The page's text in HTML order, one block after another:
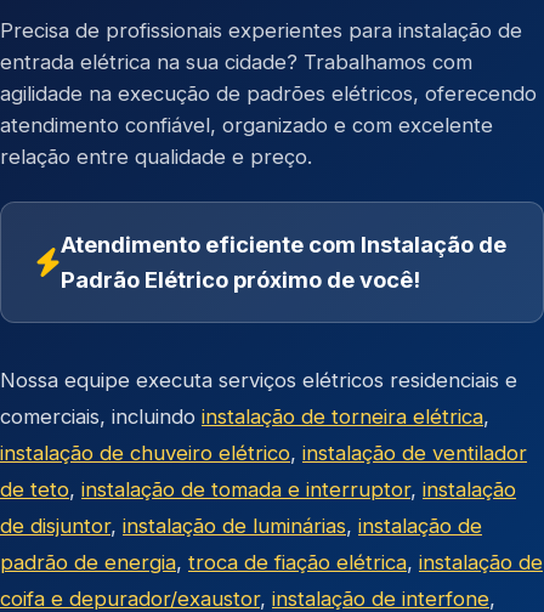
Precisa de profissionais experientes para instalação de
entrada elétrica na sua cidade? Trabalhamos com
agilidade na execução de padrões elétricos, oferecendo
atendimento confiável, organizado e com excelente
relação entre qualidade e preço.
Atendimento eficiente com Instalação de
Padrão Elétrico próximo de você!
Nossa equipe executa serviços elétricos residenciais e
comerciais, incluindo instalação de torneira elétrica,
instalação de chuveiro elétrico, instalação de ventilador
de teto, instalação de tomada e interruptor, instalação
de disjuntor, instalação de luminárias, instalação de
padrão de energia, troca de fiação elétrica, instalação de
coifa e depurador/exaustor, instalação de interfone,